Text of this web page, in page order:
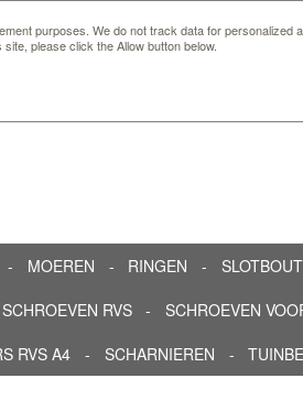
purposes. We do not track data for personalized
site, please click the Allow button below.
MOEREN RINGEN
RVS SCHROEVEN
RVS A4 SCHARNIEREN